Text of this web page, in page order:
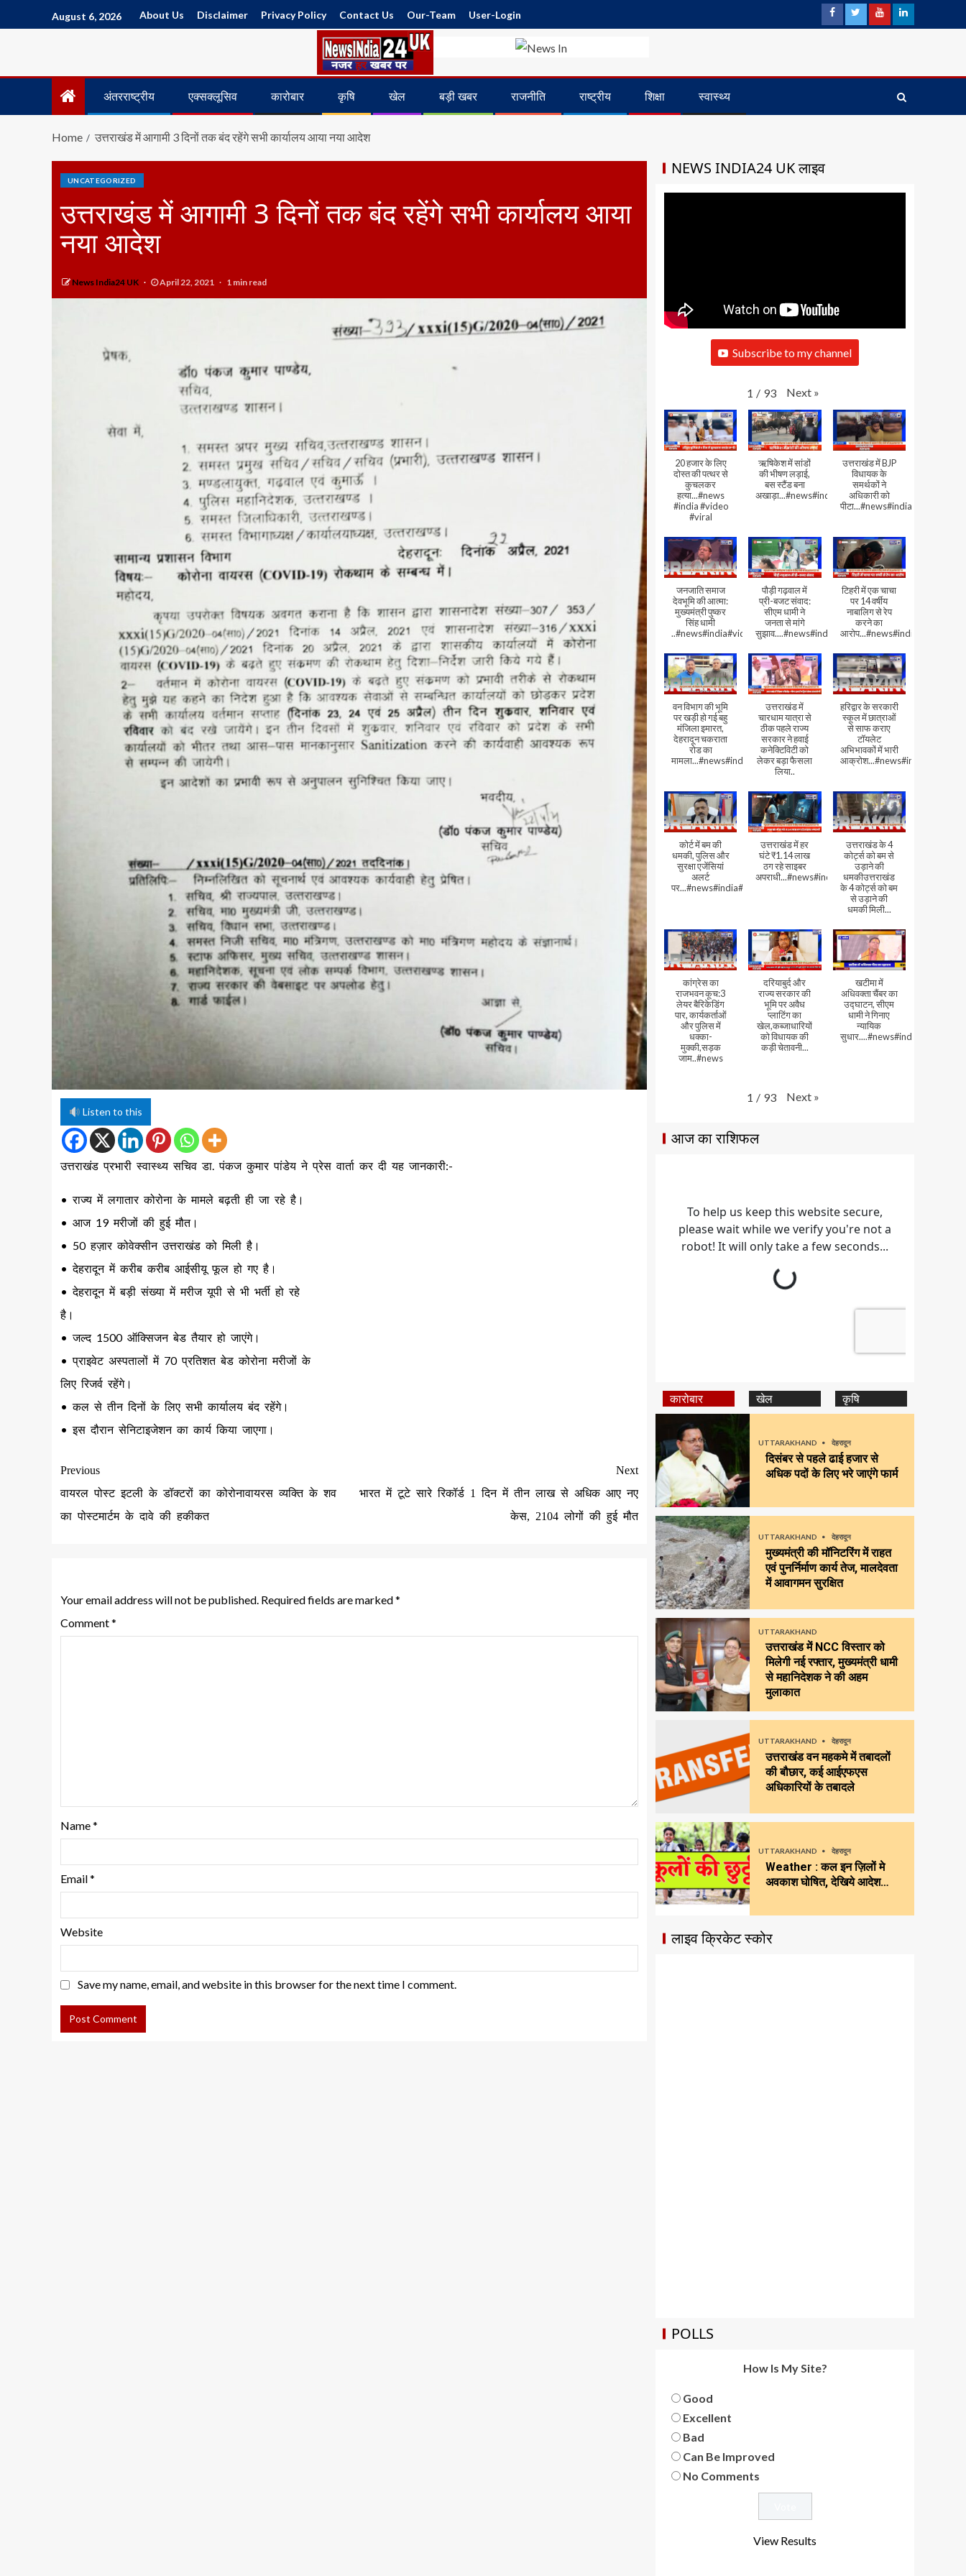
August 6, 2026 About Us Disclaimer Privacy Policy Contact Us Our-Team User-Login
अंतरराष्ट्रीय एक्सक्लूसिव कारोबार कृषि खेल बड़ी खबर राजनीति राष्ट्रीय शिक्षा स्वास्थ्य
Home उत्तराखंड में आगामी 3 दिनों तक बंद रहेंगे सभी कार्यालय आया नया आदेश
UNCATEGORIZED
उत्तराखंड में आगामी 3 दिनों तक बंद रहेंगे सभी कार्यालय आया
नया आदेश
News India24 UK April 22, 2021 1 min read
Listen to this
उत्तराखंड प्रभारी स्वास्थ्य सचिव डा. पंकज कुमार पांडेय ने प्रेस वार्ता कर दी यह जानकारी:-
• राज्य में लगातार कोरोना के मामले बढ़ती ही जा रहे है।
• आज 19 मरीजों की हुई मौत।
• 50 हज़ार कोवेक्सीन उत्तराखंड को मिली है।
• देहरादून में करीब करीब आईसीयू फूल हो गए है।
• देहरादून में बड़ी संख्या में मरीज यूपी से भी भर्ती हो रहे
है।
• जल्द 1500 ऑक्सिजन बेड तैयार हो जाएंगे।
• प्राइवेट अस्पतालों में 70 प्रतिशत बेड कोरोना मरीजों के
लिए रिजर्व रहेंगे।
• कल से तीन दिनों के लिए सभी कार्यालय बंद रहेंगे।
• इस दौरान सेनिटाइजेशन का कार्य किया जाएगा।
Previous
वायरल पोस्ट इटली के डॉक्टरों का कोरोनावायरस व्यक्ति के शव
का पोस्टमार्टम के दावे की हकीकत
Next
भारत में टूटे सारे रिकॉर्ड 1 दिन में तीन लाख से अधिक आए नए
केस, 2104 लोगों की हुई मौत
Your email address will not be published. Required fields are marked*
Comment*
Name*
Email*
Website
Save my name, email, and website in this browser for the next time I comment.
NEWS INDIA24 UK लाइव
Subscribe to my channel
1 / 93 Next »
20 हजार के लिए
दोस्त की पत्थर से
कुचलकर
हत्या...#news
#india #video
#viral
ऋषिकेश में सांडों
की भीषण लड़ाई,
बस स्टैंड बना
अखाड़ा...#news#india#video#viral
उत्तराखंड में BJP
विधायक के
समर्थकों ने
अधिकारी को
पीटा...#news#india#video#viral
जनजाति समाज
देवभूमि की आत्मा:
मुख्यमंत्री पुष्कर
सिंह धामी
..#news#india#video#viral
पौड़ी गढ़वाल में
प्री-बजट संवाद:
सीएम धामी ने
जनता से मांगे
सुझाव....#news#india#video#viral
टिहरी में एक चाचा
पर 14 वर्षीय
नाबालिग से रेप
करने का
आरोप...#news#india#video
वन विभाग की भूमि
पर खड़ी हो गई बहु
मंजिला इमारत,
देहरादून चकराता
रोड का
मामला...#news#india#video
उत्तराखंड में
चारधाम यात्रा से
ठीक पहले राज्य
सरकार ने हवाई
कनेक्टिविटी को
लेकर बड़ा फैसला
लिया..
हरिद्वार के सरकारी
स्कूल में छात्राओं
से साफ कराए
टॉयलेट
अभिभावकों में भारी
आक्रोश...#news#india
कोर्ट में बम की
धमकी, पुलिस और
सुरक्षा एजेंसियां
अलर्ट
पर...#news#india#video#viral
उत्तराखंड में हर
घंटे ₹1.14 लाख
ठग रहे साइबर
अपराधी...#news#india#video#viral
उत्तराखंड के 4
कोर्ट्स को बम से
उड़ाने की
धमकीउत्तराखंड
के 4 कोर्ट्स को बम
से उड़ाने की
धमकी मिली...
कांग्रेस का
राजभवन कूच:3
लेयर बैरिकेडिंग
पार, कार्यकर्ताओं
और पुलिस में
धक्का-
मुक्की,सड़क
जाम..#news
दरियाबुर्द और
राज्य सरकार की
भूमि पर अवैध
प्लाटिंग का
खेल,कब्जाधारियों
को विधायक की
कड़ी चेतावनी...
खटीमा में
अधिवक्ता चैंबर का
उद्घाटन, सीएम
धामी ने गिनाए
न्यायिक
सुधार....#news#india#video
1 / 93 Next »
आज का राशिफल
कारोबार खेल कृषि
UTTARAKHAND देहरादून
दिसंबर से पहले ढाई हजार से
अधिक पदों के लिए भरे जाएंगे फार्म
UTTARAKHAND देहरादून
मुख्यमंत्री की मॉनिटरिंग में राहत
एवं पुनर्निर्माण कार्य तेज, मालदेवता
में आवागमन सुरक्षित
UTTARAKHAND
उत्तराखंड में NCC विस्तार को
मिलेगी नई रफ्तार, मुख्यमंत्री धामी
से महानिदेशक ने की अहम
मुलाकात
UTTARAKHAND देहरादून
उत्तराखंड वन महकमे में तबादलों
की बौछार, कई आईएफएस
अधिकारियों के तबादले
UTTARAKHAND देहरादून
Weather : कल इन ज़िलों मे
अवकाश घोषित, देखिये आदेश…
लाइव क्रिकेट स्कोर
POLLS
How Is My Site?
Good
Excellent
Bad
Can Be Improved
No Comments
View Results